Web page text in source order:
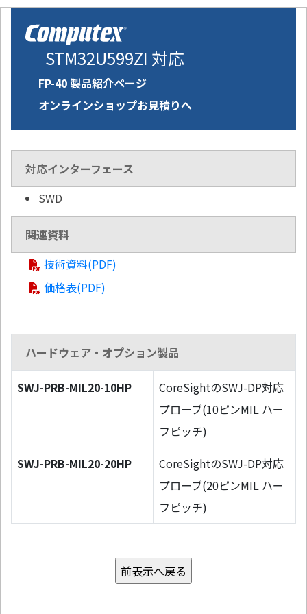
STM32U599ZI 対応
FP-40 製品紹介ページ
オンラインショップお見積りへ
対応インターフェース
SWD
関連資料
技術資料(PDF)
価格表(PDF)
ハードウェア・オプション製品
SWJ-PRB-MIL20-10HP
CoreSightのSWJ-DP対応
プローブ(10ピンMIL ハー
フピッチ)
SWJ-PRB-MIL20-20HP
CoreSightのSWJ-DP対応
プローブ(20ピンMIL ハー
フピッチ)